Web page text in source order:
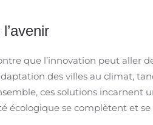
que l’innovation peut aller
des villes au climat,
ces solutions
écologique se complètent et